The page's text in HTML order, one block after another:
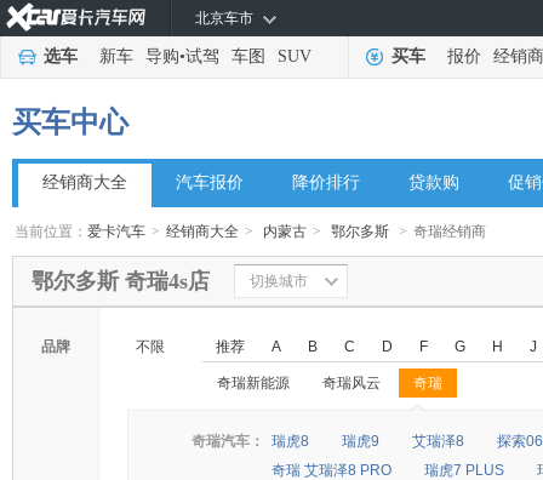
北京车市
选车 新车 导购•试驾 车图 SUV 买车 报价 经销商
买车中心
经销商大全 汽车报价 降价排行 贷款购 促
当前位置：爱卡汽车 > 经销商大全 > 内蒙古 > 鄂尔多斯 > 奇瑞经销商
鄂尔多斯 奇瑞4s店 切换城市
品牌 不限 推荐 A B C D F G H J
奇瑞新能源 奇瑞风云 奇瑞
◆
◆
奇瑞汽车： 瑞虎8 瑞虎9 艾瑞泽8
探索06
奇瑞 艾瑞泽8 PRO
瑞虎7 PLUS